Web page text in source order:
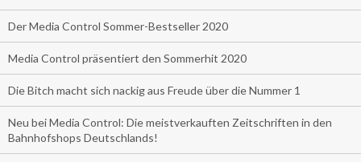
Der Media Control Sommer-Bestseller 2020
Media Control präsentiert den Sommerhit 2020
Die Bitch macht sich nackig aus Freude über die Nummer 1
Neu bei Media Control: Die meistverkauften Zeitschriften in den
Bahnhofshops Deutschlands!